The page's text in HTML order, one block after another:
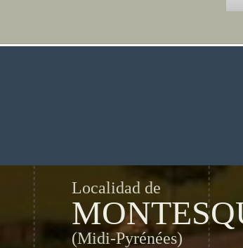
Localidad de
(Midi-Pyrénées)